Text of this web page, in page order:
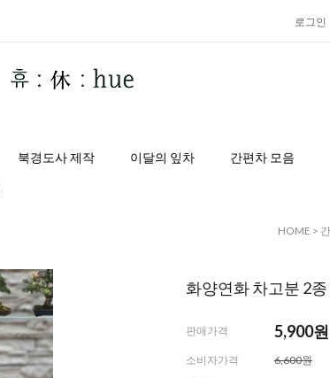
로그인
북경도사 제작 이달의 잎차 간편차 모음
HOME >
화양연화 차고분 2
판매가격 5,900원
소비자가격
6,600원